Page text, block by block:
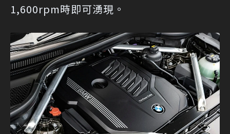
1,600rpm時即可湧現。